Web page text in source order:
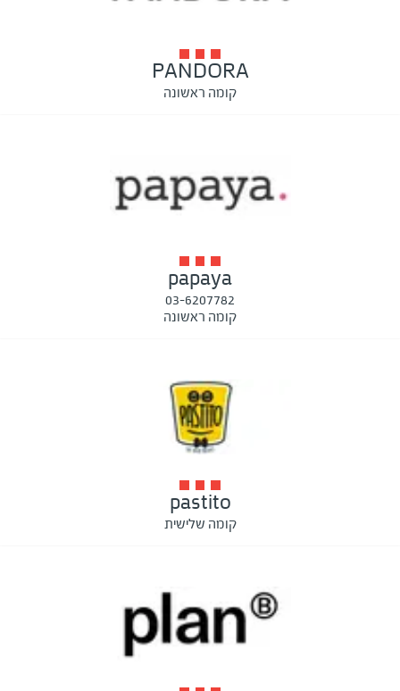
PANDORA
קומה ראשונה
papaya
03-6207782
קומה ראשונה
pastito
קומה שלישית